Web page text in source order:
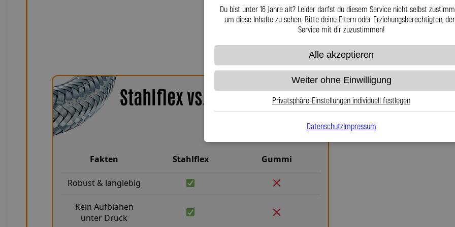
anbaufertige Kits als auch maßgeschneiderte Sonderlösungen möglich macht –
zuverlässig, innovativ und mit Leidenschaft gefertigt.
Stahlflex vs. Gummi
Fakten Stahlflex Gummi
Robust & langlebig
Kein Aufblähen
unter Druck
Warum Stahlflex-
Wenn es um Sicherheit,
Stahlflex-Bremsleitungen für
Du bist unter 16 Jahre alt? Leider darfst du diesem Service nicht selbst
um diese Inhalte zu sehen. Bitte deine Eltern oder Erziehungsberechtigten,
Service mit dir zuzustimmen!
Alle akzeptieren
Weiter ohne Einwilligung
Privatsphäre-Einstellungen individuell festlegen
DatenschutzImpressum